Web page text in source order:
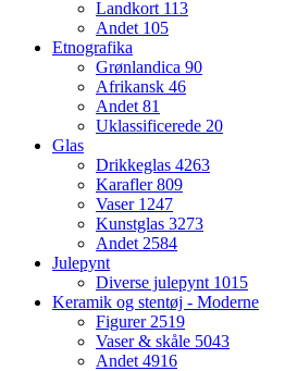
Landkort 113
Andet 105
Etnografika
Grønlandica 90
Afrikansk 46
Andet 81
Uklassificerede 20
Glas
Drikkeglas 4263
Karafler809
Vaser 1247
Kunstglas 3273
Andet 2584
Julepynt
Diverse julepynt 1015
Keramik og stentøj - Moderne
Figurer 2519
Vaser & skåle 5043
Andet 4916